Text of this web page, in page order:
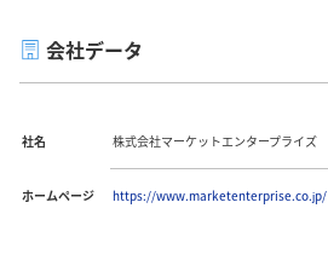
会社データ
社名 株式会社マーケットエンタープライズ
ホームページ https://www.marketenterprise.co.jp/